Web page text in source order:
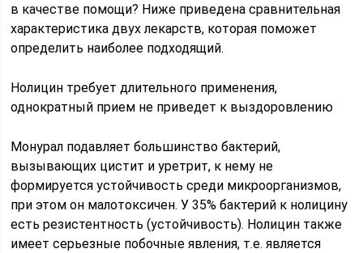
в качестве помощи? Ниже приведена сравнительная
характеристика двух лекарств, которая поможет
определить наиболее подходящий.
Нолицин требует длительного применения,
однократный прием не приведет к выздоровлению
Монурал подавляет большинство бактерий,
вызывающих цистит и уретрит, к нему не
формируется устойчивость среди микроорганизмов,
при этом он малотоксичен. У 35% бактерий к нолицину
есть резистентность (устойчивость). Нолицин также
имеет серьезные побочные явления, т.е. является